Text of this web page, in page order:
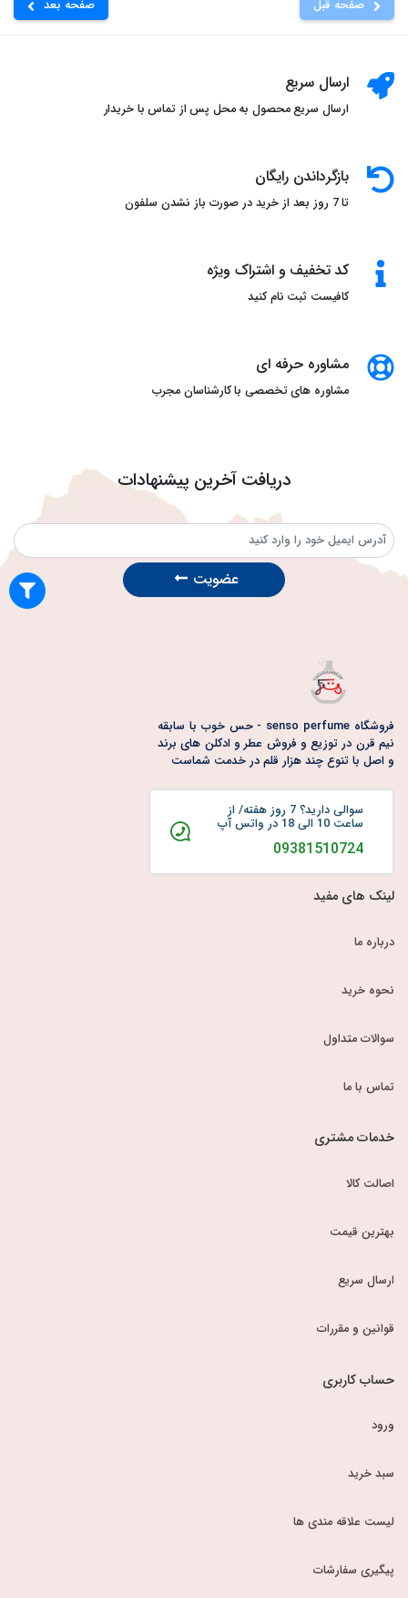
صفحه قبل صفحه بعد
ارسال سریع
ارسال سریع محصول به محل پس از تماس با خریدار
بازگرداندن رایگان
تا 7 روز بعد از خرید در صورت باز نشدن سلفون
کد تخفیف و اشتراک ویژه
کافیست ثبت نام کنید
مشاوره حرفه ای
مشاوره های تخصصی با کارشناسان مجرب
دریافت آخرین پیشنهادات
عضویت
فروشگاه senso perfume - حس خوب با سابقه
نیم قرن در توزیع و فروش عطر و ادکلن های برند
و اصل با تنوع چند هزار قلم در خدمت شماست
سوالی دارید؟ 7 روز هفته/ از
ساعت 10 الی 18 در واتس آپ
09381510724
لینک های مفید
درباره ما
نحوه خرید
سوالات متداول
تماس با ما
خدمات مشتری
اصالت کالا
بهترین قیمت
ارسال سریع
قوانین و مقررات
حساب کاربری
ورود
سبد خرید
لیست علاقه مندی ها
پیگیری سفارشات